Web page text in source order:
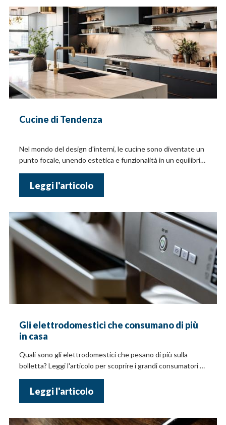
Cucine di Tendenza
Nel mondo del design d'interni, le cucine sono diventate un
punto focale, unendo estetica e funzionalità in un equilibrio
Leggi l'articolo
Gli elettrodomestici che consumano di più
in casa
Quali sono gli elettrodomestici che pesano di più sulla
bolletta? Leggi l'articolo per scoprire i grandi consumatori di
Leggi l'articolo